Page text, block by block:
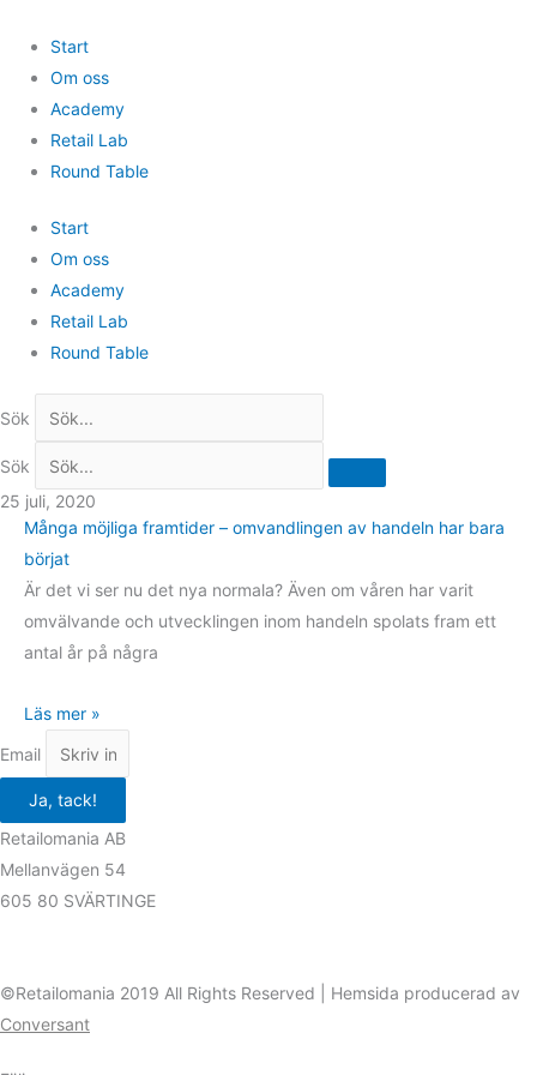
innehåll
Start
Om oss
Academy
Retail Lab
Round Table
Start
Om oss
Academy
Retail Lab
Round Table
Sök
Sök
25 juli, 2020
Många möjliga framtider – omvandlingen av handeln har bara
börjat
Är det vi ser nu det nya normala? Även om våren har varit
omvälvande och utvecklingen inom handeln spolats fram ett
antal år på några
Läs mer »
Email
Ja, tack!
Retailomania AB
Mellanvägen 54
605 80 SVÄRTINGE
©Retailomania 2019 All Rights Reserved | Hemsida producerad av
Conversant